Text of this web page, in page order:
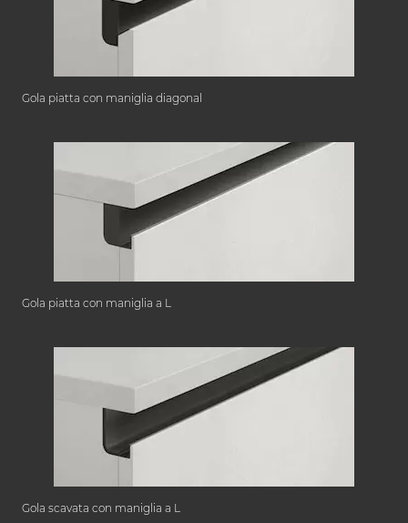
Gola piatta con maniglia diagonal
Gola piatta con maniglia a L
Gola scavata con maniglia a L